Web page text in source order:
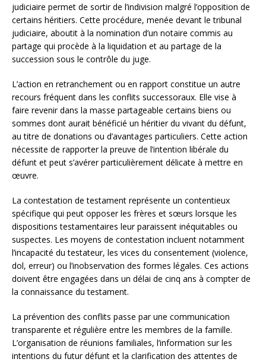
judiciaire permet de sortir de l’indivision malgré l’opposition de
certains héritiers. Cette procédure, menée devant le tribunal
judiciaire, aboutit à la nomination d’un notaire commis au
partage qui procède à la liquidation et au partage de la
succession sous le contrôle du juge.
L’action en retranchement ou en rapport constitue un autre
recours fréquent dans les conflits successoraux. Elle vise à
faire revenir dans la masse partageable certains biens ou
sommes dont aurait bénéficié un héritier du vivant du défunt,
au titre de donations ou d’avantages particuliers. Cette action
nécessite de rapporter la preuve de l’intention libérale du
défunt et peut s’avérer particulièrement délicate à mettre en
œuvre.
La contestation de testament représente un contentieux
spécifique qui peut opposer les frères et sœurs lorsque les
dispositions testamentaires leur paraissent inéquitables ou
suspectes. Les moyens de contestation incluent notamment
l’incapacité du testateur, les vices du consentement (violence,
dol, erreur) ou l’inobservation des formes légales. Ces actions
doivent être engagées dans un délai de cinq ans à compter de
la connaissance du testament.
La prévention des conflits passe par une communication
transparente et régulière entre les membres de la famille.
L’organisation de réunions familiales, l’information sur les
intentions du futur défunt et la clarification des attentes de